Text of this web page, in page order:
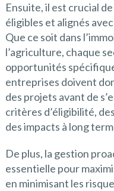
Ensuite, il est crucial
éligibles et alignés
Que ce soit dans
l’agriculture, chaque
opportunités
entreprises doivent
des projets avant de
critères d’éligibilité,
des impacts à long
De plus, la gestion
essentielle pour
en minimisant les